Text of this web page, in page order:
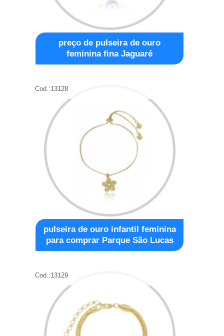
preço de pulseira de ouro
feminina fina Jaguaré
Cod.:13128
pulseira de ouro infantil feminina
para comprar Parque São Lucas
Cod.:13129